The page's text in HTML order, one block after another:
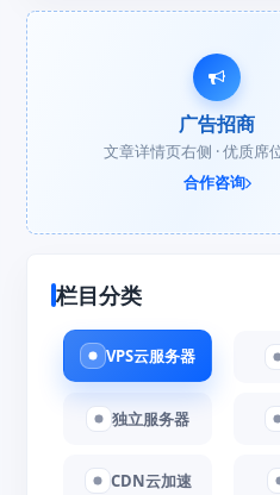
广告招商
文章详情页右侧 · 优质席
合作咨询
栏目分类
VPS云服务器
独立服务器
CDN云加速